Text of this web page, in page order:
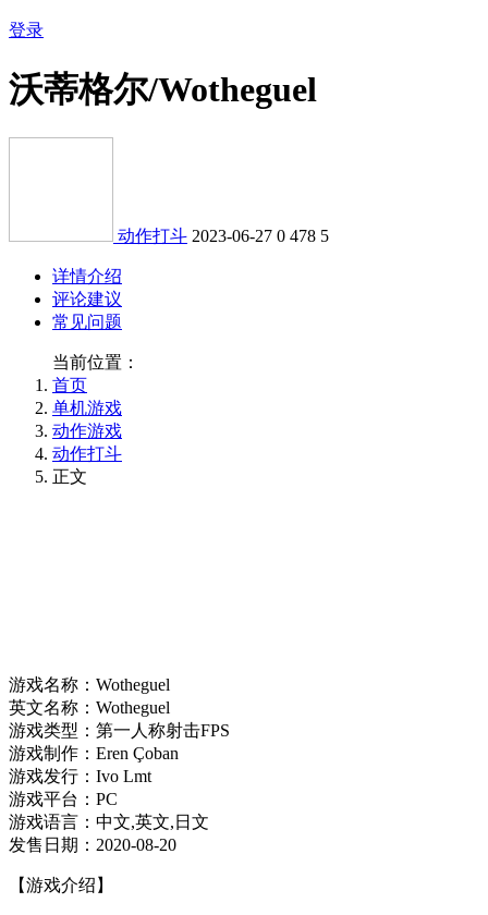
登录
沃蒂格尔/Wotheguel
动作打斗 2023-06-27 0 478 5
详情介绍
评论建议
常见问题
当前位置：
首页
单机游戏
动作游戏
动作打斗
正文
游戏名称：Wotheguel
英文名称：Wotheguel
游戏类型：第一人称射击FPS
游戏制作：Eren Çoban
游戏发行：Ivo Lmt
游戏平台：PC
游戏语言：中文,英文,日文
发售日期：2020-08-20
【游戏介绍】